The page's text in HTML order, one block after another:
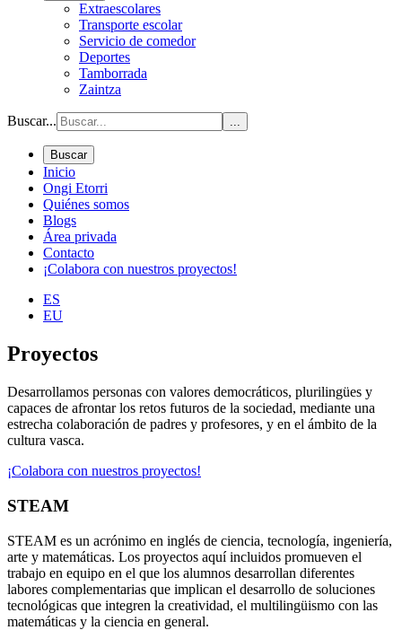
Extraescolares
Transporte escolar
Servicio de comedor
Deportes
Tamborrada
Zaintza
Buscar... ...
Buscar
Inicio
Ongi Etorri
Quiénes somos
Blogs
Área privada
Contacto
¡Colabora con nuestros proyectos!
ES
EU
Proyectos
Desarrollamos personas con valores democráticos, plurilingües y
capaces de afrontar los retos futuros de la sociedad, mediante una
estrecha colaboración de padres y profesores, y en el ámbito de la
cultura vasca.
¡Colabora con nuestros proyectos!
STEAM
STEAM es un acrónimo en inglés de ciencia, tecnología, ingeniería,
arte y matemáticas. Los proyectos aquí incluidos promueven el
trabajo en equipo en el que los alumnos desarrollan diferentes
labores complementarias que implican el desarrollo de soluciones
tecnológicas que integren la creatividad, el multilingüismo con las
matemáticas y la ciencia en general.